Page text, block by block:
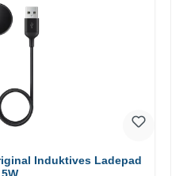
Induktives Ladepad
5W